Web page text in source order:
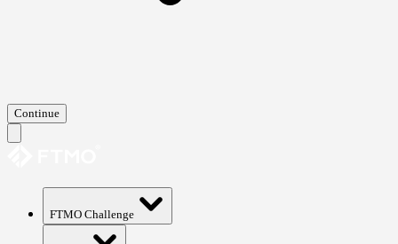
Continue
FTMO Challenge